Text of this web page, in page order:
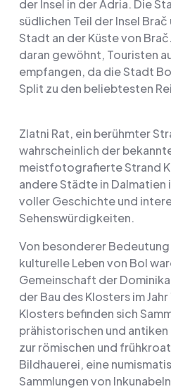
der Insel in der Adria. Die
südlichen Teil der Insel
Stadt an der Küste von
daran gewöhnt, Touristen
empfangen, da die Stadt
Split zu den beliebtesten
Zlatni Rat, ein berühmter
wahrscheinlich der
meistfotografierte Strand
andere Städte in Dalmatien
voller Geschichte und
Sehenswürdigkeiten.
Von besonderer
kulturelle Leben von Bol
Gemeinschaft der
der Bau des Klosters im
Klosters befinden sich
prähistorischen und
zur römischen und
Bildhauerei, eine
Sammlungen von